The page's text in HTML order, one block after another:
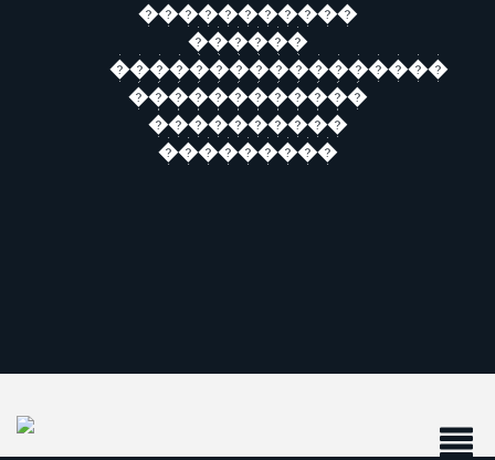
�����������
������
�����������������
������������
����������
���������